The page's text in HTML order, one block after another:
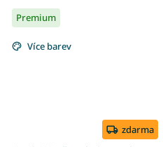
Premium
Více barev
zdarma